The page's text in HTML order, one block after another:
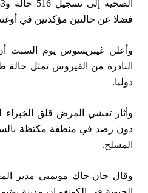
فضلا عن حالتين مؤكدتين في
وأعلن غيبريسوس يوم السبت أن
النادرة من الفيروس تمثل ​حالة
دوليا.
وأثار تفشي المرض قلق الخبراء
دون رصد ⁠في منطقة مكتظة
المسلح.
وقال جان-جاك مويمبي مدير